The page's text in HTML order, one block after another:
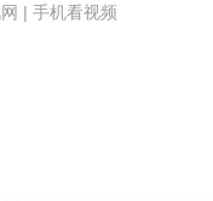
| 手机看视频